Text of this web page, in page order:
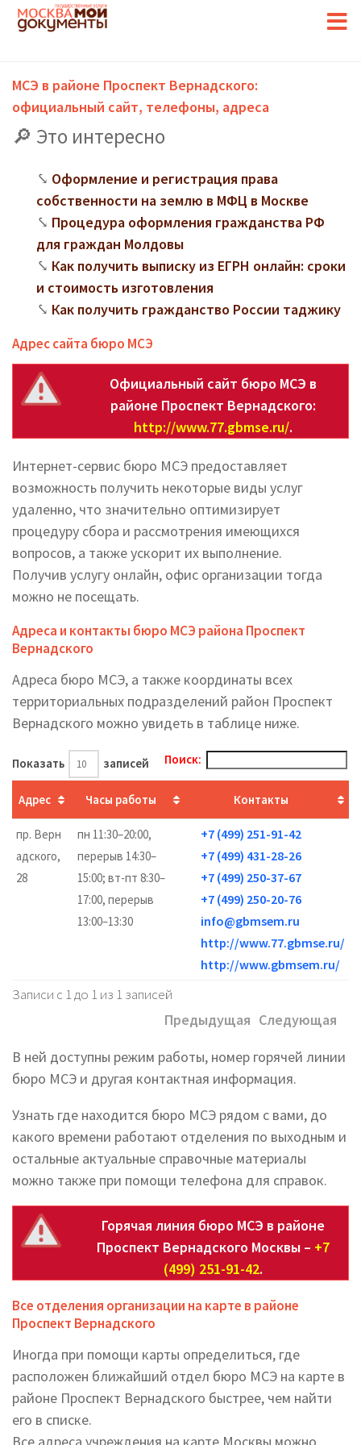
МСЭ в районе Проспект Вернадского:
официальный сайт, телефоны, адреса
Это интересно
Оформление и регистрация права
собственности на землю в МФЦ в Москве
Процедура оформления гражданства РФ
для граждан Молдовы
Как получить выписку из ЕГРН онлайн: сроки
и стоимость изготовления
Как получить гражданство России таджику
Адрес сайта бюро МСЭ
Официальный сайт бюро МСЭ в
районе Проспект Вернадского:
http://www.77.gbmse.ru/.
Интернет-сервис бюро МСЭ предоставляет
возможность получить некоторые виды услуг
удаленно, что значительно оптимизирует
процедуру сбора и рассмотрения имеющихся
вопросов, а также ускорит их выполнение.
Получив услугу онлайн, офис организации тогда
можно не посещать.
Адреса и контакты бюро МСЭ района Проспект
Вернадского
Адреса бюро МСЭ, а также координаты всех
территориальных подразделений район Проспект
Вернадского можно увидеть в таблице ниже.
Показать записей Поиск:
Адрес Часы работы Контакты
пр. Верн
адского,
28
пн 11:30–20:00,
перерыв 14:30–
15:00; вт-пт 8:30–
17:00, перерыв
13:00–13:30
+7 (499) 251-91-42
+7 (499) 431-28-26
+7 (499) 250-37-67
+7 (499) 250-20-76
info@gbmsem.ru
http://www.77.gbmse.ru/
http://www.gbmsem.ru/
Записи с 1 до 1 из 1 записей
Предыдущая Следующая
В ней доступны режим работы, номер горячей линии
бюро МСЭ и другая контактная информация.
Узнать где находится бюро МСЭ рядом с вами, до
какого времени работают отделения по выходным и
остальные актуальные справочные материалы
можно также при помощи телефона для справок.
Горячая линия бюро МСЭ в районе
Проспект Вернадского Москвы – +7
(499) 251-91-42.
Все отделения организации на карте в районе
Проспект Вернадского
Иногда при помощи карты определиться, где
расположен ближайший отдел бюро МСЭ на карте в
районе Проспект Вернадского быстрее, чем найти
его в списке.